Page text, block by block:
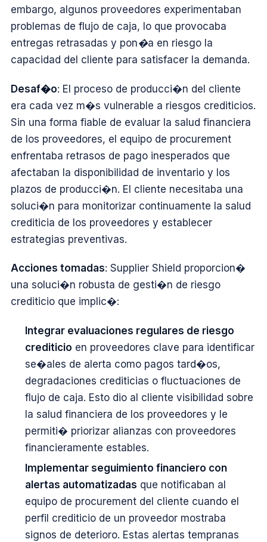
embargo, algunos proveedores experimentaban
problemas de flujo de caja, lo que provocaba
entregas retrasadas y pon�a en riesgo la
capacidad del cliente para satisfacer la demanda.
Desaf�o: El proceso de producci�n del cliente
era cada vez m�s vulnerable a riesgos crediticios.
Sin una forma fiable de evaluar la salud financiera
de los proveedores, el equipo de procurement
enfrentaba retrasos de pago inesperados que
afectaban la disponibilidad de inventario y los
plazos de producci�n. El cliente necesitaba una
soluci�n para monitorizar continuamente la salud
crediticia de los proveedores y establecer
estrategias preventivas.
Acciones tomadas: Supplier Shield proporcion�
una soluci�n robusta de gesti�n de riesgo
crediticio que implic�:
Integrar evaluaciones regulares de riesgo
crediticio en proveedores clave para identificar
se�ales de alerta como pagos tard�os,
degradaciones crediticias o fluctuaciones de
flujo de caja. Esto dio al cliente visibilidad sobre
la salud financiera de los proveedores y le
permiti� priorizar alianzas con proveedores
financieramente estables.
Implementar seguimiento financiero con
alertas automatizadas que notificaban al
equipo de procurement del cliente cuando el
perfil crediticio de un proveedor mostraba
signos de deterioro. Estas alertas tempranas